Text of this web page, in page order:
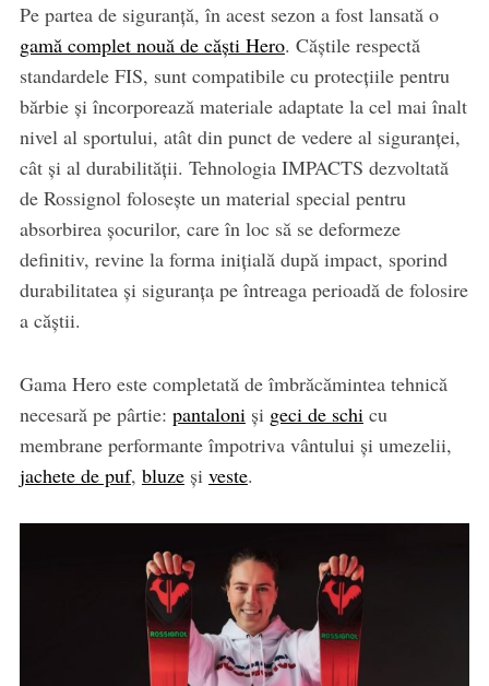
Pe partea de siguranță, în acest sezon a fost lansată o
gamă complet nouă de căști Hero. Căștile respectă
standardele FIS, sunt compatibile cu protecțiile pentru
bărbie și încorporează materiale adaptate la cel mai înalt
nivel al sportului, atât din punct de vedere al siguranței,
cât și al durabilității. Tehnologia IMPACTS dezvoltată
de Rossignol folosește un material special pentru
absorbirea șocurilor, care în loc să se deformeze
definitiv, revine la forma inițială după impact, sporind
durabilitatea și siguranța pe întreaga perioadă de folosire
a căștii.
Gama Hero este completată de îmbrăcămintea tehnică
necesară pe pârtie: pantaloniși geci de schicu
membrane performante împotriva vântului și umezelii,
jachete de puf, bluzeși veste.